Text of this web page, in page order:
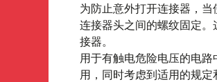
为防止意外打开连接器，
连接器头之间的螺纹固定。
接器。
用于有触电危险电压的电
用，同时考虑到适用的规定